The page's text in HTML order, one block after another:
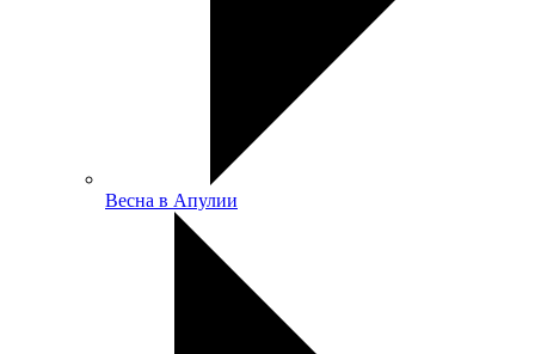
Весна в Апулии